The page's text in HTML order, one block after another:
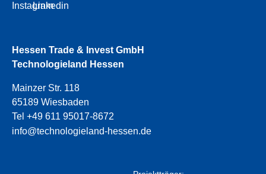
Instagram
Linkedin
Hessen Trade & Invest GmbH
Technologieland Hessen
Mainzer Str. 118
65189 Wiesbaden
Tel +49 611 95017-8672
info@technologieland-hessen.de